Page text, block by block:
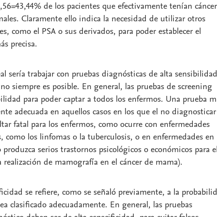
de los pacientes que efectivamente tenían cáncer
Claramente ello indica la necesidad de utilizar otros
como el PSA o sus derivados, para poder establecer el
precisa.
sería trabajar con pruebas diagnósticas de alta
siempre es posible. En general, las pruebas de screening
para poder captar a todos los enfermos. Una prueba
adecuada en aquellos casos en los que el no
fatal para los enfermos, como ocurre con enfermedades
como los linfomas o la tuberculosis, o en enfermedades en
serios trastornos psicológicos o económicos para
realización de mamografía en el cáncer de mama).
se refiere, como se señaló previamente, a la
clasificado adecuadamente. En general, las pruebas